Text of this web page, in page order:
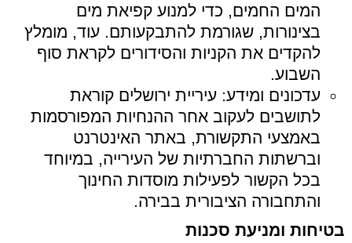
המים החמים, כדי למנוע קפיאת מים
בצינורות, שגורמת להתבקעותם. עוד, מומלץ
להקדים את הקניות והסידורים לקראת סוף
השבוע.
עדכונים ומידע: עיריית ירושלים קוראת
לתושבים לעקוב אחר ההנחיות המפורסמות
באמצעי התקשורת, באתר האינטרנט
וברשתות החברתיות של העירייה, במיוחד
בכל הקשור לפעילות מוסדות החינוך
והתחבורה הציבורית בבירה.
בטיחות ומניעת סכנות